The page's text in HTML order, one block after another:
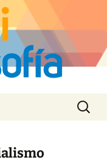
Buscar: